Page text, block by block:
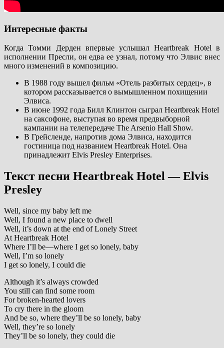
Интересные факты
Когда Томми Дерден впервые услышал Heartbreak Hotel в
исполнении Пресли, он едва ее узнал, потому что Элвис внес
много изменений в композицию.
В 1988 году вышел фильм «Отель разбитых сердец», в
котором рассказывается о вымышленном похищении
Элвиса.
В июне 1992 года Билл Клинтон сыграл Heartbreak Hotel
на саксофоне, выступая во время предвыборной
кампании на телепередаче The Arsenio Hall Show.
В Грейсленде, напротив дома Элвиса, находится
гостиница под названием Heartbreak Hotel. Она
принадлежит Elvis Presley Enterprises.
Текст песни Heartbreak Hotel — Elvis
Presley
Well, since my baby left me
Well, I found a new place to dwell
Well, it’s down at the end of Lonely Street
At Heartbreak Hotel
Where I’ll be—where I get so lonely, baby
Well, I’m so lonely
I get so lonely, I could die
Although it’s always crowded
You still can find some room
For broken-hearted lovers
To cry there in the gloom
And be so, where they’ll be so lonely, baby
Well, they’re so lonely
They’ll be so lonely, they could die